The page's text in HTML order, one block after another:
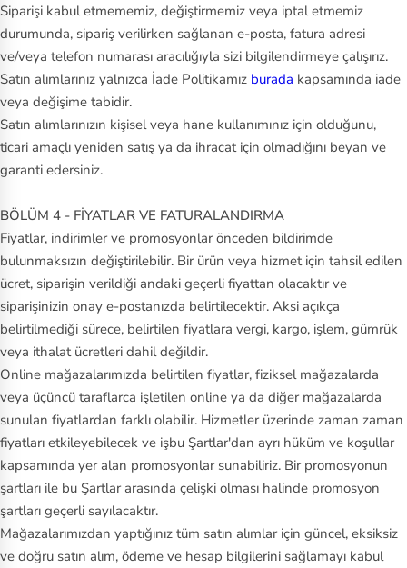
Siparişi kabul etmememiz, değiştirmemiz veya iptal etmemiz
durumunda, sipariş verilirken sağlanan e-posta, fatura adresi
ve/veya telefon numarası aracılığıyla sizi bilgilendirmeye çalışırız.
Satın alımlarınız yalnızca İade Politikamız burada kapsamında iade
veya değişime tabidir.
Satın alımlarınızın kişisel veya hane kullanımınız için olduğunu,
ticari amaçlı yeniden satış ya da ihracat için olmadığını beyan ve
garanti edersiniz.
BÖLÜM 4 - FİYATLAR VE FATURALANDIRMA
Fiyatlar, indirimler ve promosyonlar önceden bildirimde
bulunmaksızın değiştirilebilir. Bir ürün veya hizmet için tahsil edilen
ücret, siparişin verildiği andaki geçerli fiyattan olacaktır ve
siparişinizin onay e-postanızda belirtilecektir. Aksi açıkça
belirtilmediği sürece, belirtilen fiyatlara vergi, kargo, işlem, gümrük
veya ithalat ücretleri dahil değildir.
Online mağazalarımızda belirtilen fiyatlar, fiziksel mağazalarda
veya üçüncü taraflarca işletilen online ya da diğer mağazalarda
sunulan fiyatlardan farklı olabilir. Hizmetler üzerinde zaman zaman
fiyatları etkileyebilecek ve işbu Şartlar'dan ayrı hüküm ve koşullar
kapsamında yer alan promosyonlar sunabiliriz. Bir promosyonun
şartları ile bu Şartlar arasında çelişki olması halinde promosyon
şartları geçerli sayılacaktır.
Mağazalarımızdan yaptığınız tüm satın alımlar için güncel, eksiksiz
ve doğru satın alım, ödeme ve hesap bilgilerini sağlamayı kabul